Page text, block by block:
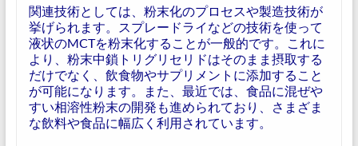
関連技術としては、粉末化のプロセスや製造技術が
挙げられます。スプレードライなどの技術を使って
液状のMCTを粉末化することが一般的です。これに
より、粉末中鎖トリグリセリドはそのまま摂取する
だけでなく、飲食物やサプリメントに添加すること
が可能になります。また、最近では、食品に混ぜや
すい相溶性粉末の開発も進められており、さまざま
な飲料や食品に幅広く利用されています。